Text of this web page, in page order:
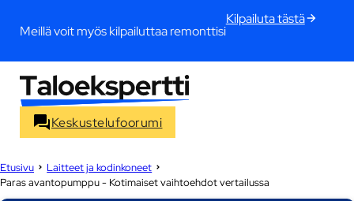
Meillä voit myös kilpailuttaa remonttisi
Kilpailuta tästä
Keskustelufoorumi
Etusivu
Laitteet ja kodinkoneet
Paras avantopumppu - Kotimaiset vaihtoehdot vertailussa